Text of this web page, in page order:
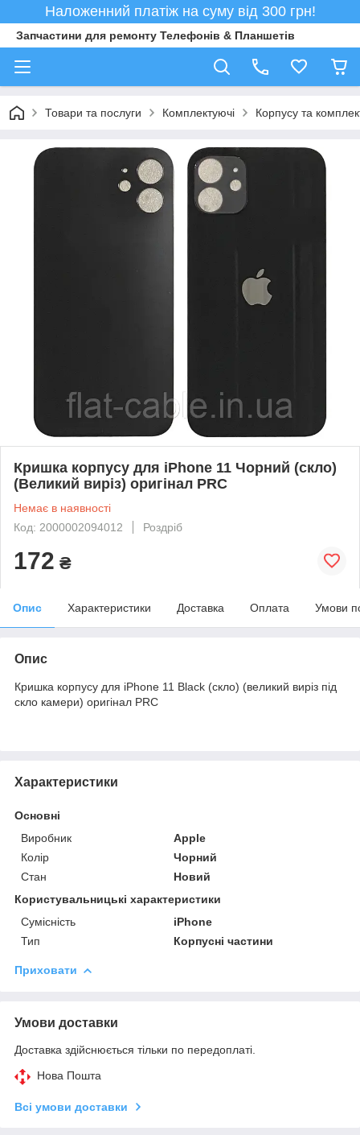
Наложенний платіж на суму від 300 грн!
Запчастини для ремонту Телефонів & Планшетів
Товари та послуги Комплектуючі Корпусу та
Кришка корпусу для iPhone 11 Чорний (скло)
(Великий виріз) оригінал PRC
Немає в наявності
Код: 2000002094012
Роздріб
172 ₴
Опис Характеристики Доставка Оплата Умови
Опис
Кришка корпусу для iPhone 11 Black (скло) (великий виріз під
скло камери) оригінал PRC
Характеристики
Основні
Виробник
Apple
Колір
Чорний
Стан
Новий
Користувальницькі характеристики
Сумісність
iPhone
Тип
Корпусні частини
Приховати
Умови доставки
Доставка здійснюється тільки по передоплаті.
Нова Пошта
Всі умови доставки